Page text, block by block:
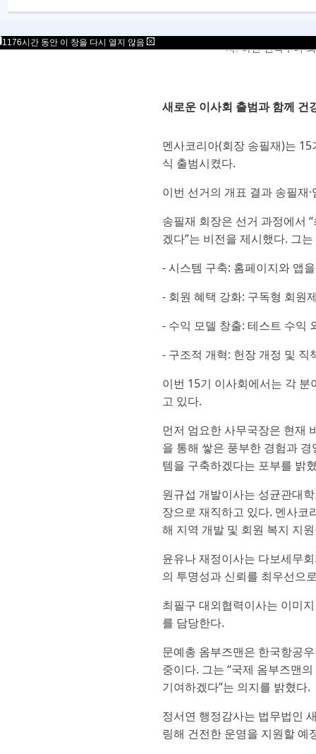
사. 하단 왼쪽부터
새로운 이사회 출범과 함께 건
멘사코리아(회장 송필재)는
식 출범시켰다.
이번 선거의 개표 결과 송필재
송필재 회장은 선거 과정에서
겠다”는 비전을 제시했다. 그
- 시스템 구축: 홈페이지와 앱
- 회원 혜택 강화: 구독형 회원
- 수익 모델 창출: 테스트 수익
- 구조적 개혁: 헌장 개정 및
이번 15기 이사회에서는 각
고 있다.
먼저 엄요한 사무국장은 현재
을 통해 쌓은 풍부한 경험과
템을 구축하겠다는 포부를 밝
원규섭 개발이사는 성균관대
장으로 재직하고 있다. 멘사코
해 지역 개발 및 회원 복지 지
윤유나 재정이사는 다보세무
의 투명성과 신뢰를 최우선으
최필구 대외협력이사는 이미
를 담당한다.
문예총 옴부즈맨은 한국항공
중이다. 그는 “국제 옴부즈맨
기여하겠다”는 의지를 밝혔다.
정서연 행정감사는 법무법인
링해 건전한 운영을 지원할 예
1176시간 동안 이 창을 다시 열지 않음